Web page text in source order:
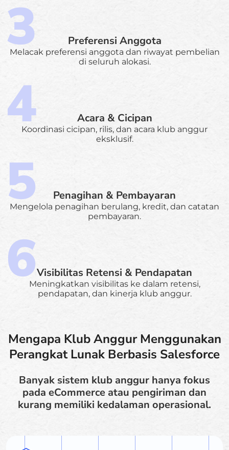
Preferensi Anggota
Melacak preferensi anggota dan riwayat pembelian
di seluruh alokasi.
Acara & Cicipan
Koordinasi cicipan, rilis, dan acara klub anggur
eksklusif.
Penagihan & Pembayaran
Mengelola penagihan berulang, kredit, dan catatan
pembayaran.
Visibilitas Retensi & Pendapatan
Meningkatkan visibilitas ke dalam retensi,
pendapatan, dan kinerja klub anggur.
Mengapa Klub Anggur Menggunakan
Perangkat Lunak Berbasis Salesforce
Banyak sistem klub anggur hanya fokus
pada eCommerce atau pengiriman dan
kurang memiliki kedalaman operasional.